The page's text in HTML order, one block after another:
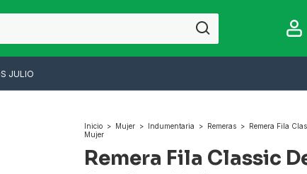
JULIO
Inicio > Mujer > Indumentaria > Remeras > Remera Fila
Mujer
Remera Fila Classic